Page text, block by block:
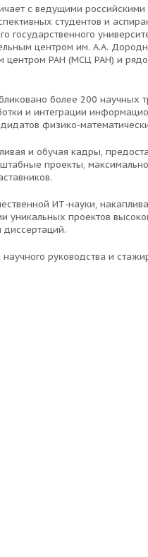
с ведущими
студентов и
государственного
центром им. А.А.
РАН (МСЦ РАН) и
более 200 научных
и интеграции
физико-
и обучая кадры,
проекты,
ИТ-науки,
уникальных проектов
диссертаций.
руководства и